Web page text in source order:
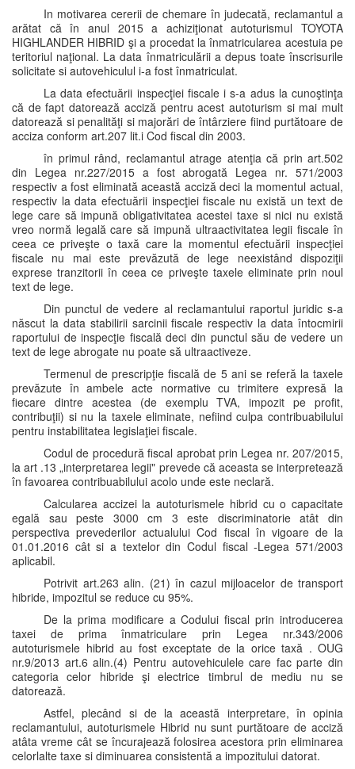
In motivarea cererii de chemare în judecată, reclamantul a
arătat că în anul 2015 a achiziţionat autoturismul TOYOTA
HIGHLANDER HIBRID şi a procedat la înmatricularea acestuia pe
teritoriul naţional. La data înmatriculării a depus toate înscrisurile
solicitate si autovehiculul i-a fost înmatriculat.
La data efectuării inspecţiei fiscale i s-a adus la cunoştinţa
că de fapt datorează acciză pentru acest autoturism si mai mult
datorează si penalităţi si majorări de întârziere fiind purtătoare de
acciza conform art.207 lit.i Cod fiscal din 2003.
în primul rând, reclamantul atrage atenţia că prin art.502
din Legea nr.227/2015 a fost abrogată Legea nr. 571/2003
respectiv a fost eliminată această acciză deci la momentul actual,
respectiv la data efectuării inspecţiei fiscale nu există un text de
lege care să impună obligativitatea acestei taxe si nici nu există
vreo normă legală care să impună ultraactivitatea legii fiscale în
ceea ce priveşte o taxă care la momentul efectuării inspecţiei
fiscale nu mai este prevăzută de lege neexistând dispoziţii
exprese tranzitorii în ceea ce priveşte taxele eliminate prin noul
text de lege.
Din punctul de vedere al reclamantului raportul juridic s-a
născut la data stabilirii sarcinii fiscale respectiv la data întocmirii
raportului de inspecţie fiscală deci din punctul său de vedere un
text de lege abrogate nu poate să ultraactiveze.
Termenul de prescripţie fiscală de 5 ani se referă la taxele
prevăzute în ambele acte normative cu trimitere expresă la
fiecare dintre acestea (de exemplu TVA, impozit pe profit,
contribuţii) si nu la taxele eliminate, nefiind culpa contribuabilului
pentru instabilitatea legislaţiei fiscale.
Codul de procedură fiscal aprobat prin Legea nr. 207/2015,
la art .13 „interpretarea legii" prevede că aceasta se interpretează
în favoarea contribuabilului acolo unde este neclară.
Calcularea accizei la autoturismele hibrid cu o capacitate
egală sau peste 3000 cm 3 este discriminatorie atât din
perspectiva prevederilor actualului Cod fiscal în vigoare de la
01.01.2016 cât si a textelor din Codul fiscal -Legea 571/2003
aplicabil.
Potrivit art.263 alin. (21) în cazul mijloacelor de transport
hibride, impozitul se reduce cu 95%.
De la prima modificare a Codului fiscal prin introducerea
taxei de prima înmatriculare prin Legea nr.343/2006
autoturismele hibrid au fost exceptate de la orice taxă . OUG
nr.9/2013 art.6 alin.(4) Pentru autovehiculele care fac parte din
categoria celor hibride şi electrice timbrul de mediu nu se
datorează.
Astfel, plecând si de la această interpretare, în opinia
reclamantului, autoturismele Hibrid nu sunt purtătoare de acciză
atâta vreme cât se încurajează folosirea acestora prin eliminarea
celorlalte taxe si diminuarea consistentă a impozitului datorat.